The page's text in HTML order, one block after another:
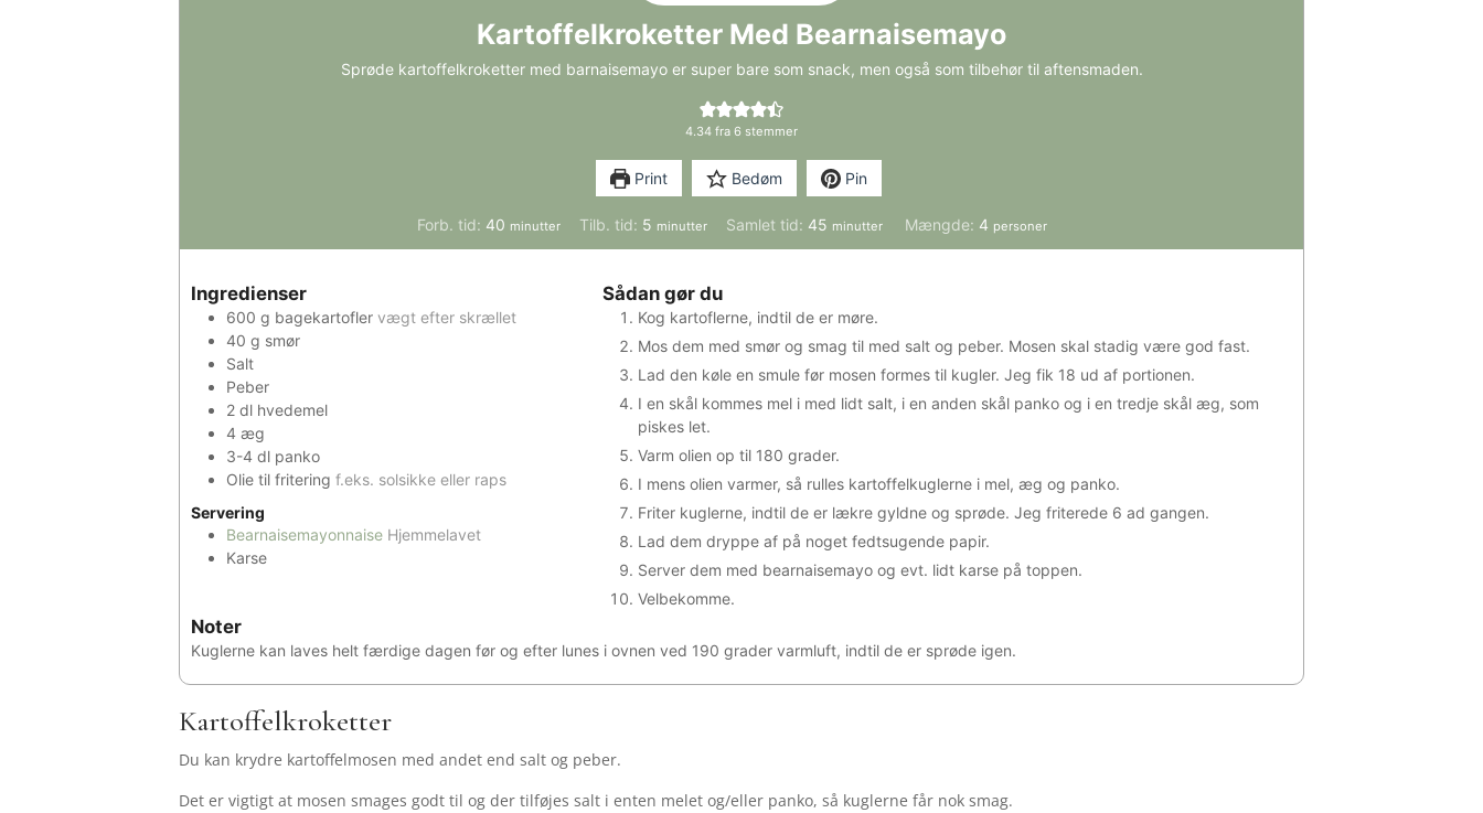
Kartoffelkroketter Med Bearnaisemayo
Sprøde kartoffelkroketter med barnaisemayo er super bare som snack, men også som tilbehør til aftensmaden.
4.34 fra 6 stemmer
Print Bedøm Pin
Forb. tid: 40minutter
minutter Tilb. tid: 5minutter
minutter Samlet tid: 45minutter
minutter Mængde: 4 personer
Ingredienser
600 g bagekartofler vægt efter skrællet
40 g smør
Salt
Peber
2 dl hvedemel
4 æg
3-4 dl panko
Olie til fritering f.eks. solsikke eller raps
Servering
Bearnaisemayonnaise Hjemmelavet
Karse
Sådan gør du
Kog kartoflerne, indtil de er møre.
Mos dem med smør og smag til med salt og peber. Mosen skal stadig være god fast.
Lad den køle en smule før mosen formes til kugler. Jeg fik 18 ud af portionen.
I en skål kommes mel i med lidt salt, i en anden skål panko og i en tredje skål æg, som
piskes let.
Varm olien op til 180 grader.
I mens olien varmer, så rulles kartoffelkuglerne i mel, æg og panko.
Friter kuglerne, indtil de er lækre gyldne og sprøde. Jeg friterede 6 ad gangen.
Lad dem dryppe af på noget fedtsugende papir.
Server dem med bearnaisemayo og evt. lidt karse på toppen.
Velbekomme.
Noter
Kuglerne kan laves helt færdige dagen før og efter lunes i ovnen ved 190 grader varmluft, indtil de er sprøde igen.
Kartoffelkroketter
Du kan krydre kartoffelmosen med andet end salt og peber.
Det er vigtigt at mosen smages godt til og der tilføjes salt i enten melet og/eller panko, så kuglerne får nok smag.